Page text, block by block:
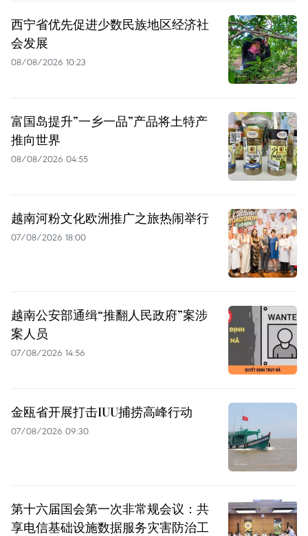
西宁省优先促进少数民族地区经济社
会发展
08/08/2026 10:23
富国岛提升”一乡一品”产品将土特产
推向世界
08/08/2026 04:55
越南河粉文化欧洲推广之旅热闹举行
07/08/2026 18:00
越南公安部通缉“推翻人民政府”案涉
案人员
07/08/2026 14:56
金瓯省开展打击IUU捕捞高峰行动
07/08/2026 09:30
第十六届国会第一次非常规会议：共
享电信基础设施数据服务灾害防治工